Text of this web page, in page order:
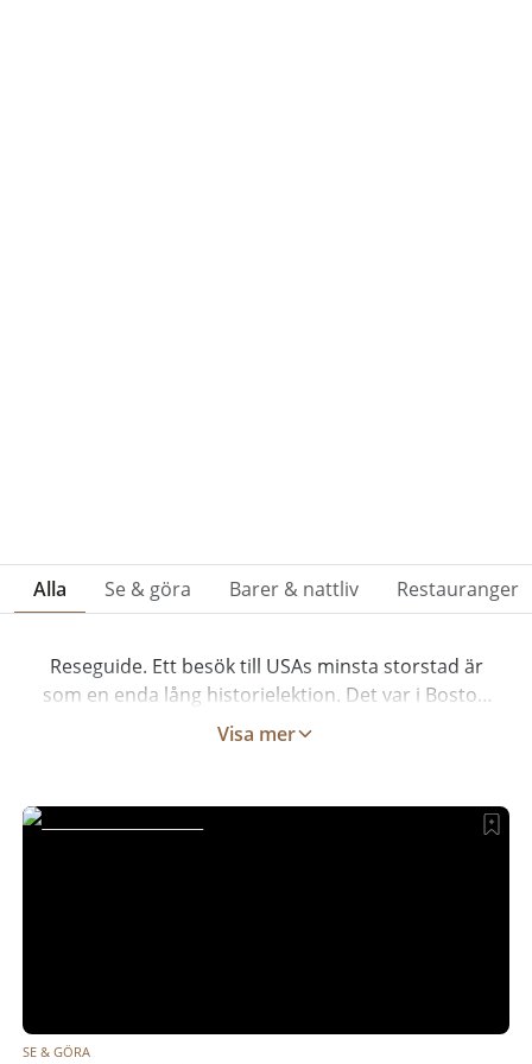
Alla Se & göra Barer & nattliv Restauranger
Reseguide. Ett besök till USAs minsta storstad är
som en enda lång historielektion. Det var i Boston
som den amerikanska revolutionen fick sitt
promenadvänlig) räcker för att känna historiens
vingslag. Staden känns bildad på något vis med
Hummer och ostron är vanligt förekommande på
Visa mer
SE & GÖRA